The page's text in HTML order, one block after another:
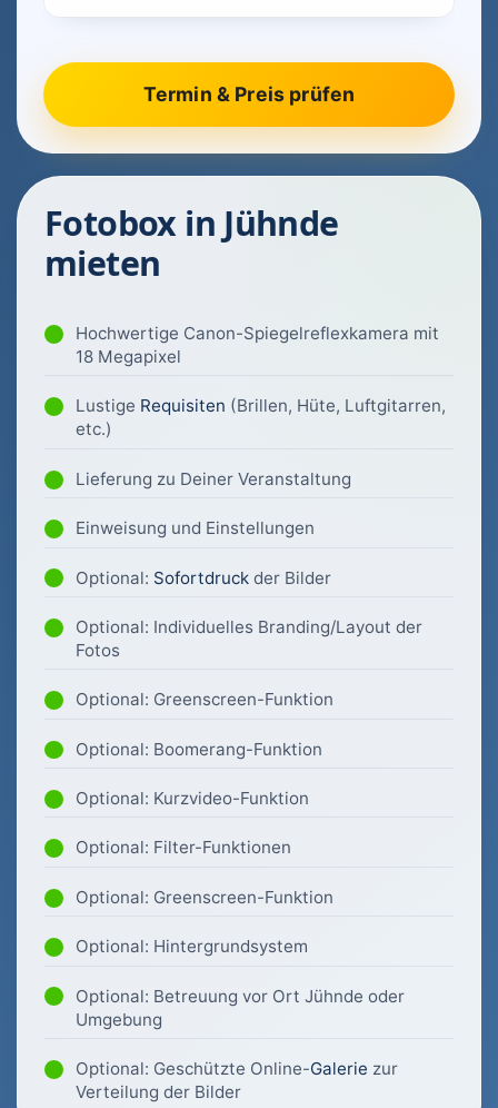
Fotobox in Jühnde
mieten
Hochwertige Canon-Spiegelreflexkamera mit
18 Megapixel
Lustige Requisiten (Brillen, Hüte, Luftgitarren,
etc.)
Lieferung zu Deiner Veranstaltung
Einweisung und Einstellungen
Optional: Sofortdruck der Bilder
Optional: Individuelles Branding/Layout der
Fotos
Optional: Greenscreen-Funktion
Optional: Boomerang-Funktion
Optional: Kurzvideo-Funktion
Optional: Filter-Funktionen
Optional: Greenscreen-Funktion
Optional: Hintergrundsystem
Optional: Betreuung vor Ort Jühnde oder
Umgebung
Optional: Geschützte Online-Galerie zur
Verteilung der Bilder